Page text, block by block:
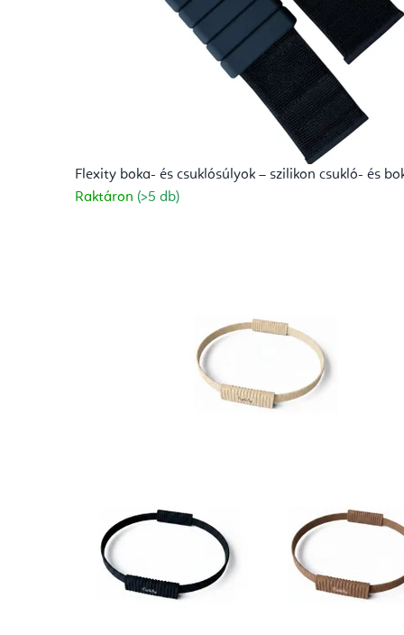
é
Flexity boka- és csuklósúlyok – szilikon csukló- és
Raktáron (>5 db)